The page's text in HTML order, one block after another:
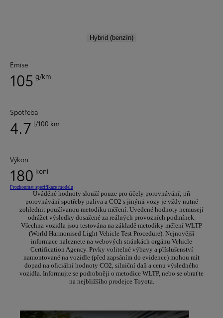
Hybrid (benzín)
Emise
105 g/km
Spotřeba
4.7 l/100 km
Výkon
180 koní
Prozkoumat specifikace modelu
Uváděné hodnoty slouží pouze pro účely porovnávání; při
porovnávání spotřeby paliva a CO2 s jinými vozy je vždy nutné
zohlednit používanou metodiku měření. Uvedené hodnoty nemusejí
odrážet výsledky dosažené za reálných provozních podmínek.
Všechna vozidla jsou testována na základě metodiky měření WLTP
(World Harmonised Light Vehicle Test Procedure). Nejnovější
informace naleznete na webových stránkách orgánu Vehicle
Certification Agency. Prvky volitelné výbavy a příslušenství
namontované na vozidle (před zapsáním do evidence) mohou mít
dopad na oficiální hodnoty CO2, silniční daň a cenu výsledného
vozidla. Informujte se podrobněji o metodice WLTP, nebo se obraťte
na nejbližšího prodejce Toyota.